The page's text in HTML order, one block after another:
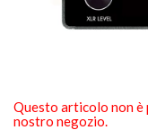
Questo articolo non è
nostro negozio.